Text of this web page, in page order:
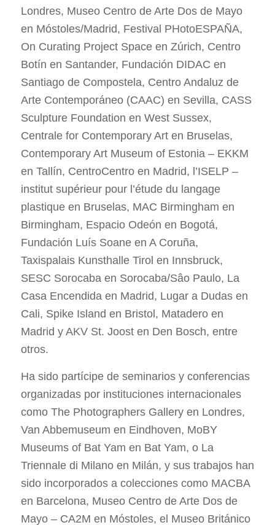
Londres, Museo Centro de Arte Dos de Mayo
en Móstoles/Madrid, Festival PHotoESPAÑA,
On Curating Project Space en Zúrich, Centro
Botín en Santander, Fundación DIDAC en
Santiago de Compostela, Centro Andaluz de
Arte Contemporáneo (CAAC) en Sevilla, CASS
Sculpture Foundation en West Sussex,
Centrale for Contemporary Art en Bruselas,
Contemporary Art Museum of Estonia – EKKM
en Tallín, CentroCentro en Madrid, l’ISELP –
institut supérieur pour l’étude du langage
plastique en Bruselas, MAC Birmingham en
Birmingham, Espacio Odeón en Bogotá,
Fundación Luís Soane en A Coruña,
Taxispalais Kunsthalle Tirol en Innsbruck,
SESC Sorocaba en Sorocaba/Sâo Paulo, La
Casa Encendida en Madrid, Lugar a Dudas en
Cali, Spike Island en Bristol, Matadero en
Madrid y AKV St. Joost en Den Bosch, entre
otros.
Ha sido partícipe de seminarios y conferencias
organizadas por instituciones internacionales
como The Photographers Gallery en Londres,
Van Abbemuseum en Eindhoven, MoBY
Museums of Bat Yam en Bat Yam, o La
Triennale di Milano en Milán, y sus trabajos han
sido incorporados a colecciones como MACBA
en Barcelona, Museo Centro de Arte Dos de
Mayo – CA2M en Móstoles, el Museo Británico